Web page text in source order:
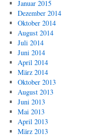
Januar 2015
Dezember 2014
Oktober 2014
August 2014
Juli 2014
Juni 2014
April 2014
März 2014
Oktober 2013
August 2013
Juni 2013
Mai 2013
April 2013
März 2013